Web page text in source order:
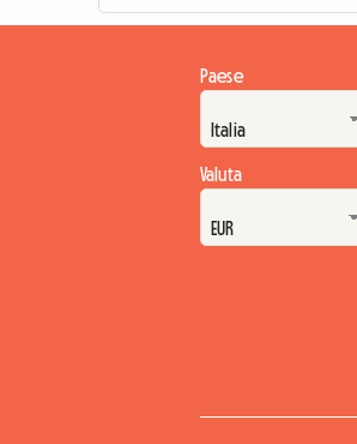
Paese
Valuta